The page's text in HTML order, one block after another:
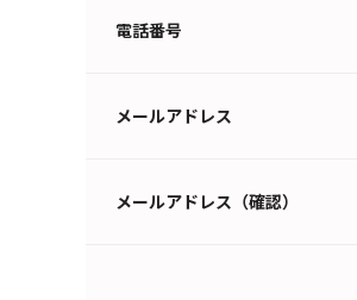
電話番号
メールアドレス
メールアドレス（確認）